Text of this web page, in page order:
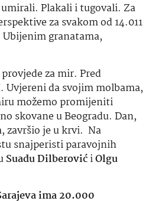
Plakali i tugovali. Za
za svakom od 14.011
granatama,
za mir. Pred
Uvjereni da svojim molbama,
možemo promijeniti
skovane u Beogradu. Dan,
završio je u krvi. Na
snajperisti paravojnih
Suadu DilberovićiOlgu
ima 20.000